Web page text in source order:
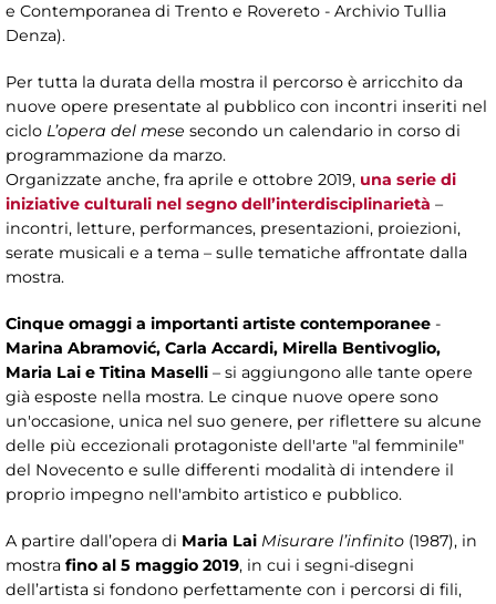
e Contemporanea di Trento e Rovereto - Archivio Tullia
Denza).
Per tutta la durata della mostra il percorso è arricchito da
nuove opere presentate al pubblico con incontri inseriti nel
ciclo L’opera del mese secondo un calendario in corso di
programmazione da marzo.
Organizzate anche, fra aprile e ottobre 2019, una serie di
iniziative culturali nel segno dell’interdisciplinarietà –
incontri, letture, performances, presentazioni, proiezioni,
serate musicali e a tema – sulle tematiche affrontate dalla
mostra.
Cinque omaggi a importanti artiste contemporanee -
Marina Abramović, Carla Accardi, Mirella Bentivoglio,
Maria Lai e Titina Maselli – si aggiungono alle tante opere
già esposte nella mostra. Le cinque nuove opere sono
un'occasione, unica nel suo genere, per riflettere su alcune
delle più eccezionali protagoniste dell'arte "al femminile"
del Novecento e sulle differenti modalità di intendere il
proprio impegno nell'ambito artistico e pubblico.
A partire dall’opera di Maria Lai Misurare l’infinito (1987), in
mostra fino al 5 maggio 2019, in cui i segni-disegni
dell’artista si fondono perfettamente con i percorsi di fili,